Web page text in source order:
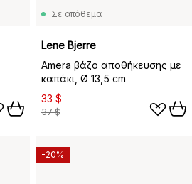
Σε απόθεμα
Lene Bjerre
Amera βάζο αποθήκευσης με
καπάκι, Ø 13,5 cm
33 $
37 $
-20%